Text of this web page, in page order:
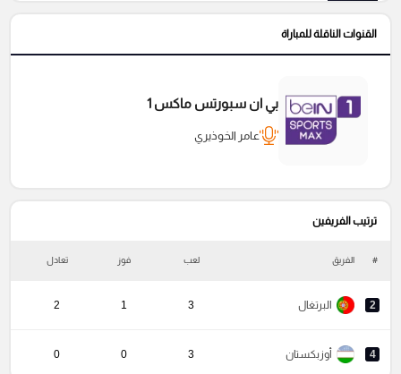
القنوات الناقلة للمباراة
بي ان سبورتس ماكس 1
عامر الخوذيري
ترتيب الفريفين
# الفريق لعب فوز تعادل
2 البرتغال 3
1
2
4 أوزبكستان 3
0
0